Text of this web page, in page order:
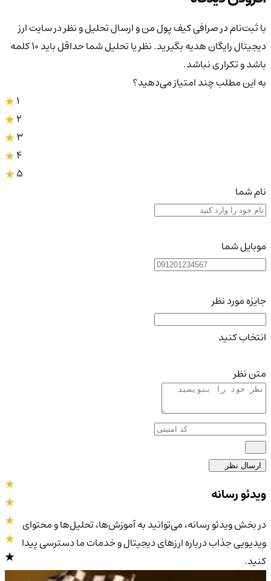
با ثبت‌نام در صرافی کیف پول من و ارسال تحلیل و نظر در سایت ارز
دیجیتال رایگان هدیه بگیرید. نظر یا تحلیل شما حداقل باید ۱۰ کلمه
باشد و تکراری نباشد.
به این مطلب چند امتیاز می‌دهید؟
3
4
5
نام شما
موبایل شما
جایزه مورد نظر
انتخاب کنید
متن نظر
ارسال نظر
4.9/5
ویدئو رسانه
در بخش ویدئو رسانه، می‌توانید به آموزش‌ها، تحلیل‌ها و محتوای
ویدیویی جذاب درباره ارزهای دیجیتال و خدمات ما دسترسی پیدا
کنید.